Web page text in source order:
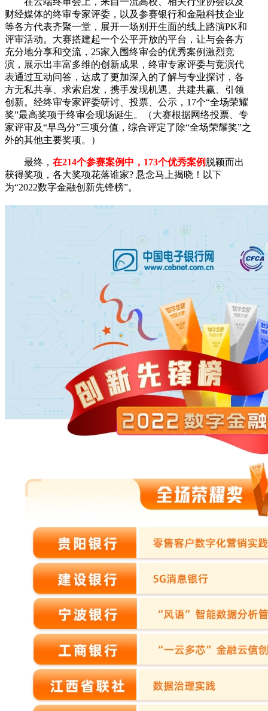
财经媒体的终审专家评委，以及参赛银行和金融科技企业
等各方代表齐聚一堂，展开一场别开生面的线上路演PK和
评审活动。大赛搭建起一个公平开放的平台，让与会各方
充分地分享和交流，25家入围终审会的优秀案例激烈竞
演，展示出丰富多维的创新成果，终审专家评委与竞演代
表通过互动问答，达成了更加深入的了解与专业探讨，各
方无私共享、求索启发，携手发现机遇、共建共赢、引领
创新。经终审专家评委研讨、投票、公示，17个“全场荣耀
奖”最高奖项于终审会现场诞生。（大赛根据网络投票、专
家评审及“早鸟分”三项分值，综合评定了除“全场荣耀奖”之
外的其他主要奖项。）
最终， 在214个参赛案例中，173个优秀案例 脱颖而出
获得奖项，各大奖项花落谁家? 悬念马上揭晓！以下
为“2022数字金融创新先锋榜”。